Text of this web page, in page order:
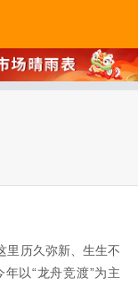
里历久弥新、生生不
以“龙舟竞渡”为主